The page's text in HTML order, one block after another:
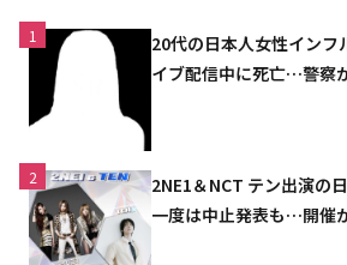
1
20代の日本人女性インフ
イブ配信中に死亡…警察
2
2NE1＆NCT テン出演の
一度は中止発表も…開催